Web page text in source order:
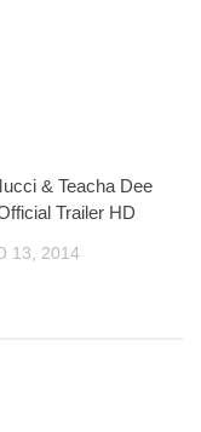
& Teacha Dee
Trailer HD
13, 2014